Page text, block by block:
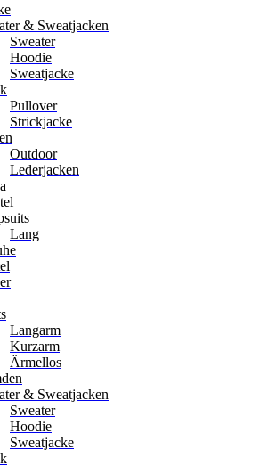
& Sweatjacken
Sweater
Hoodie
Sweatjacke
Pullover
Strickjacke
Outdoor
Lederjacken
Lang
Langarm
Kurzarm
Ärmellos
& Sweatjacken
Sweater
Hoodie
Sweatjacke